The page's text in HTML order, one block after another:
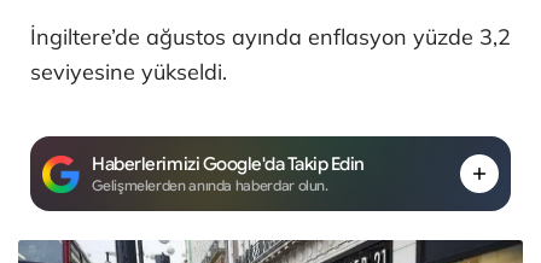
İngiltere’de ağustos ayında enflasyon yüzde 3,2
seviyesine yükseldi.
Haberlerimizi Google'da Takip Edin
Gelişmelerden anında haberdar olun.